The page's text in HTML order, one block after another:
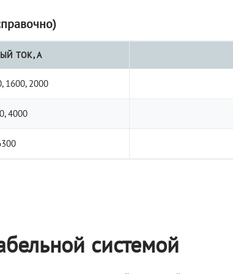
ТОК, А
1600, 2000
4000
системой